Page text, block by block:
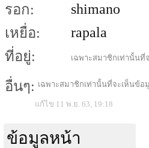
รอก:
shimano
เหยื่อ:
rapala
ที่อยู่:
เฉพาะสมาชิกเท่านั้นที่
อื่นๆ: เฉพาะสมาชิกเท่านั้นที่จะเห็นข้อ
แก้ไข 11 พ.ย. 63, 19:18
ข้อมูลหน้า